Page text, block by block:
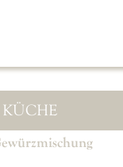
KÜCHE